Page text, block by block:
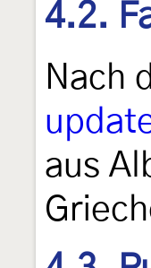
4.2.
Nach
aus